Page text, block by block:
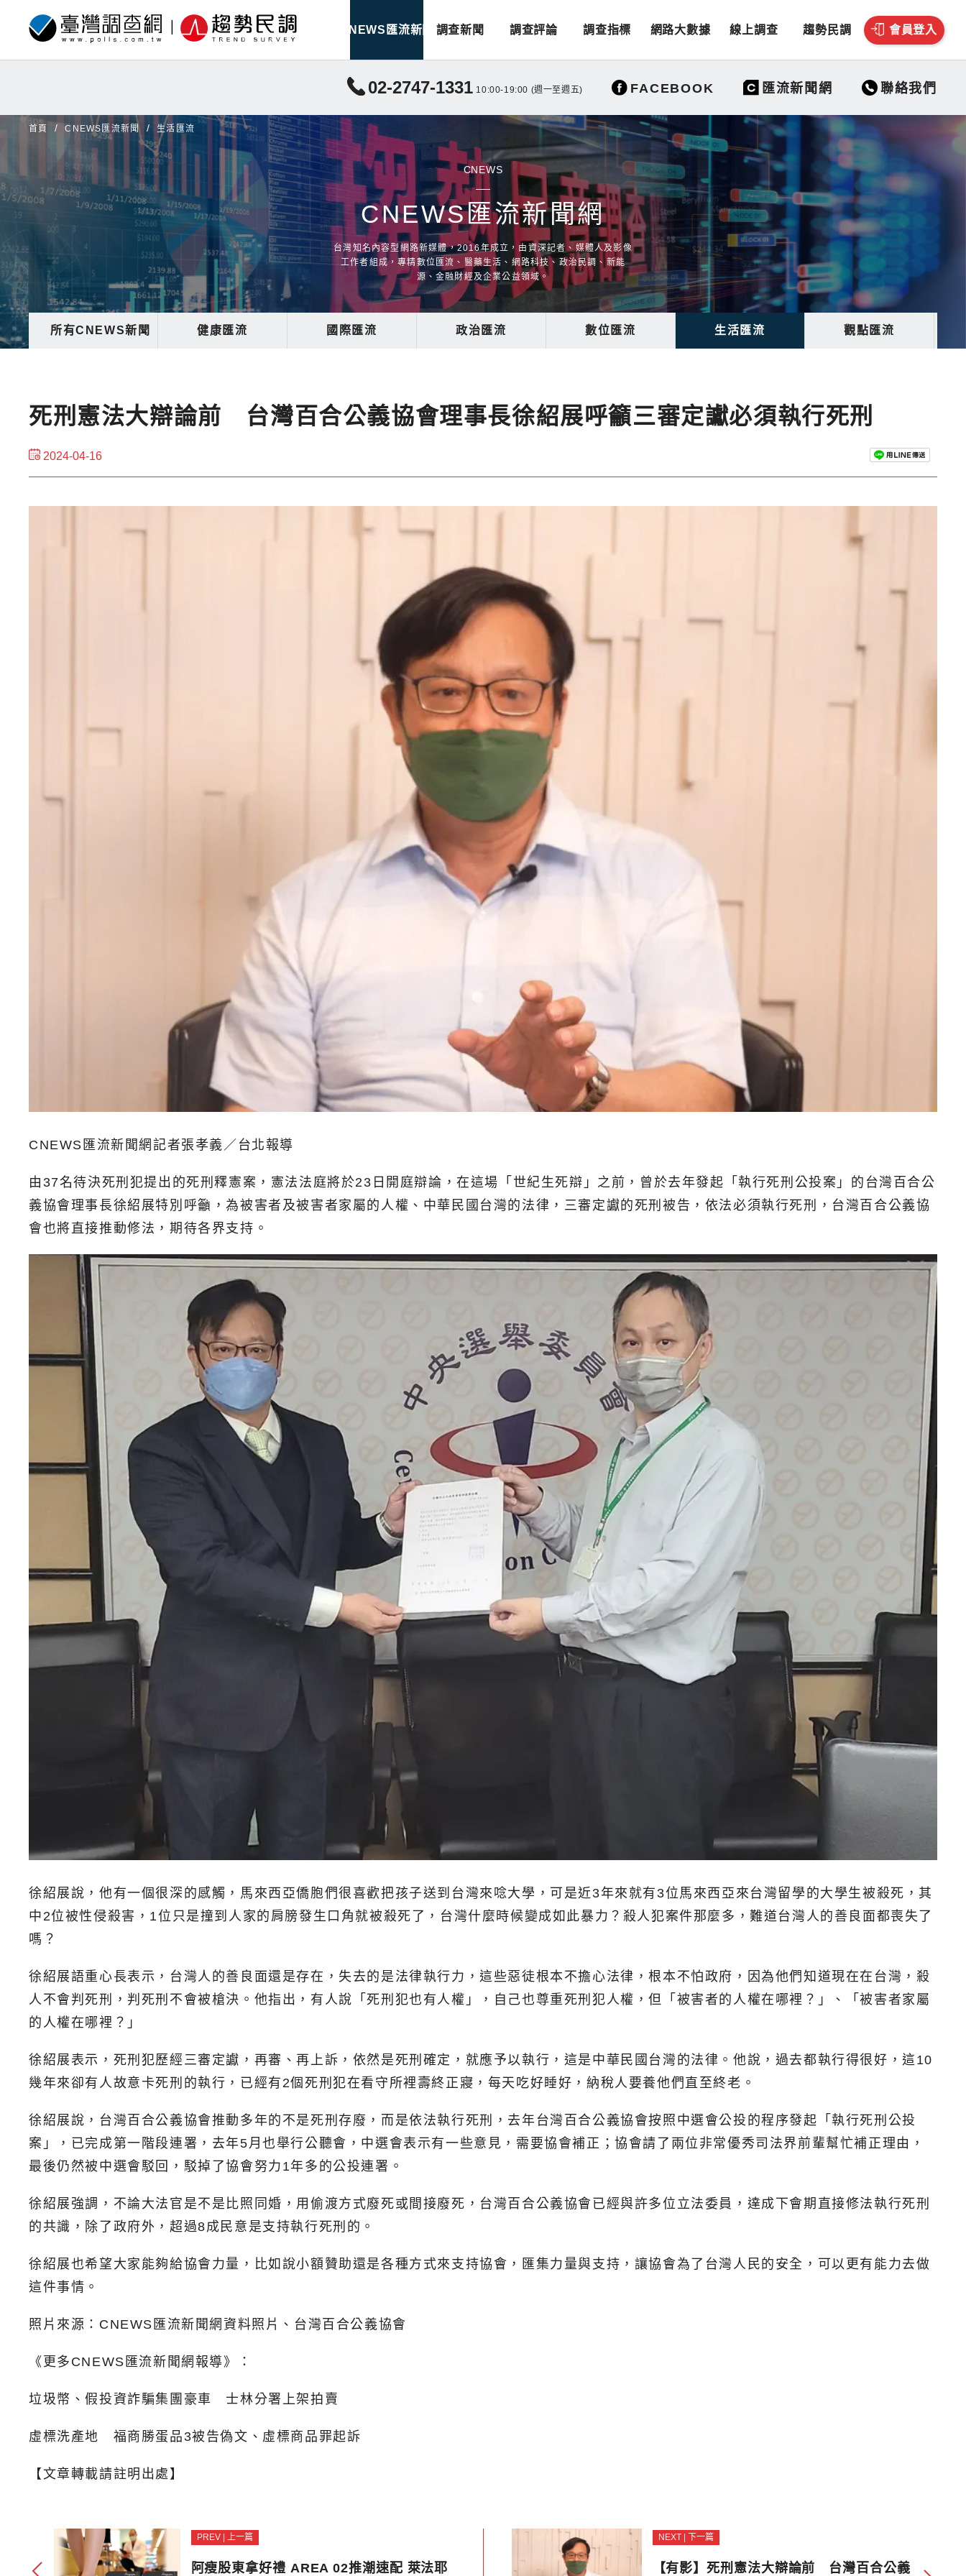
CNEWS匯流新聞 調查新聞 調查評論 調查指標 網路大數據 線上調查 趨勢民調 會員登入
02-2747-1331 10:00-19:00 (週一至週五) FACEBOOK 匯流新聞網 聯絡我們
首頁 CNEWS匯流新聞 生活匯流
CNEWS
CNEWS匯流新聞網
台灣知名內容型網路新媒體，2016年成立，由資深記者、媒體人及影像
工作者組成，專精數位匯流、醫藥生活、網路科技、政治民調、新能
源、金融財經及企業公益領域。
所有CNEWS新聞 健康匯流 國際匯流 政治匯流 數位匯流 生活匯流 觀點匯流
死刑憲法大辯論前 台灣百合公義協會理事長徐紹展呼籲三審定讞必須執行死刑
2024-04-16
CNEWS匯流新聞網記者張孝義／台北報導
由37名待決死刑犯提出的死刑釋憲案，憲法法庭將於23日開庭辯論，在這場「世紀生死辯」之前，曾於去年發起「執行死刑公投案」的台灣百合公
義協會理事長徐紹展特別呼籲，為被害者及被害者家屬的人權、中華民國台灣的法律，三審定讞的死刑被告，依法必須執行死刑，台灣百合公義協
會也將直接推動修法，期待各界支持。
徐紹展說，他有一個很深的感觸，馬來西亞僑胞們很喜歡把孩子送到台灣來唸大學，可是近3年來就有3位馬來西亞來台灣留學的大學生被殺死，其
中2位被性侵殺害，1位只是撞到人家的肩膀發生口角就被殺死了，台灣什麼時候變成如此暴力？殺人犯案件那麼多，難道台灣人的善良面都喪失了
嗎？
徐紹展語重心長表示，台灣人的善良面還是存在，失去的是法律執行力，這些惡徒根本不擔心法律，根本不怕政府，因為他們知道現在在台灣，殺
人不會判死刑，判死刑不會被槍決。他指出，有人說「死刑犯也有人權」，自己也尊重死刑犯人權，但「被害者的人權在哪裡？」、「被害者家屬
的人權在哪裡？」
徐紹展表示，死刑犯歷經三審定讞，再審、再上訴，依然是死刑確定，就應予以執行，這是中華民國台灣的法律。他說，過去都執行得很好，這10
幾年來卻有人故意卡死刑的執行，已經有2個死刑犯在看守所裡壽終正寢，每天吃好睡好，納稅人要養他們直至終老。
徐紹展說，台灣百合公義協會推動多年的不是死刑存廢，而是依法執行死刑，去年台灣百合公義協會按照中選會公投的程序發起「執行死刑公投
案」，已完成第一階段連署，去年5月也舉行公聽會，中選會表示有一些意見，需要協會補正；協會請了兩位非常優秀司法界前輩幫忙補正理由，
最後仍然被中選會駁回，駁掉了協會努力1年多的公投連署。
徐紹展強調，不論大法官是不是比照同婚，用偷渡方式廢死或間接廢死，台灣百合公義協會已經與許多位立法委員，達成下會期直接修法執行死刑
的共識，除了政府外，超過8成民意是支持執行死刑的。
徐紹展也希望大家能夠給協會力量，比如說小額贊助還是各種方式來支持協會，匯集力量與支持，讓協會為了台灣人民的安全，可以更有能力去做
這件事情。
照片來源：CNEWS匯流新聞網資料照片、台灣百合公義協會
《更多CNEWS匯流新聞網報導》：
垃圾幣、假投資詐騙集團豪車 士林分署上架拍賣
虛標洗產地 福商勝蛋品3被告偽文、虛標商品罪起訴
【文章轉載請註明出處】
PREV | 上一篇
阿瘦股東拿好禮 AREA 02推潮速配 萊法耶
NEXT | 下一篇
【有影】死刑憲法大辯論前 台灣百合公義